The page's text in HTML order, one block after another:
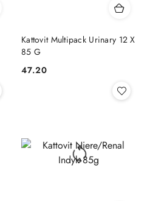
Kattovit Multipack Urinary 12 X
85 G
Cena:
47.20